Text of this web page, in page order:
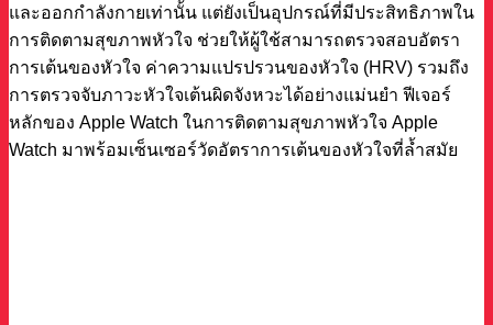
และออกกำลังกายเท่านั้น แต่ยังเป็นอุปกรณ์ที่มีประสิทธิภาพใน
การติดตามสุขภาพหัวใจ ช่วยให้ผู้ใช้สามารถตรวจสอบอัตรา
การเต้นของหัวใจ ค่าความแปรปรวนของหัวใจ (HRV) รวมถึง
การตรวจจับภาวะหัวใจเต้นผิดจังหวะได้อย่างแม่นยำ ฟีเจอร์
หลักของ Apple Watch ในการติดตามสุขภาพหัวใจ Apple
Watch มาพร้อมเซ็นเซอร์วัดอัตราการเต้นของหัวใจที่ล้ำสมัย